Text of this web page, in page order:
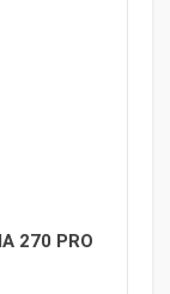
270 PRO